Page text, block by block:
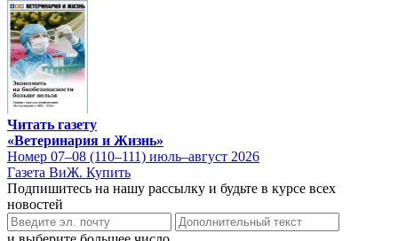
Читать газету
«Ветеринария и Жизнь»
Номер 07–08 (110–111) июль–август 2026
Газета ВиЖ. Купить
Подпишитесь на нашу рассылку и будьте в курсе всех
новостей